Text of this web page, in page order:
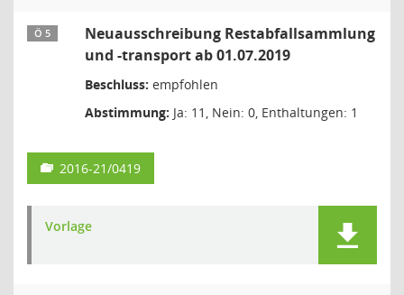
Ö 5
Neuausschreibung Restabfallsammlung
und -transport ab 01.07.2019
Beschluss: empfohlen
Abstimmung: Ja: 11, Nein: 0, Enthaltungen: 1
2016-21/0419
Vorlage